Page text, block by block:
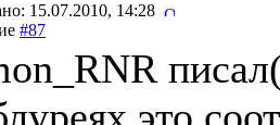
15.07.2010, 14:28
#87